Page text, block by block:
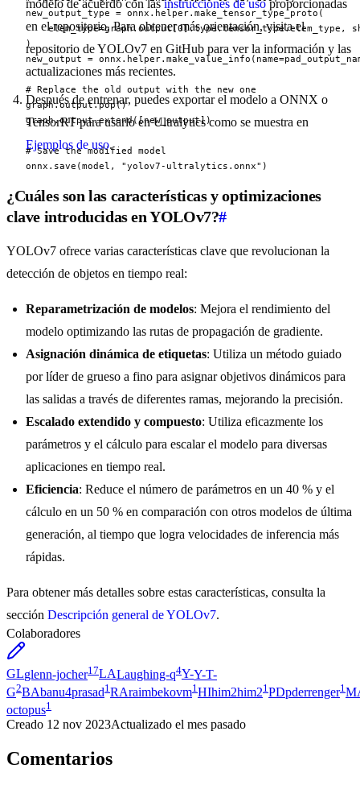
new_output_type = onnx.helper.make_tensor_type_proto(
elem_type=graph.output[0].type.tensor_type.elem_type,
)
new_output =
# Replace the old output with the new one
graph.output.pop()
graph.output.extend([new_output])
# Save the modified model
onnx.save(model, "yolov7-ultralytics.onnx")
modelo de acuerdo con lasinstrucciones de usoproporcionadas
en el repositorio. Para obtener más orientación, visita el
repositorio de YOLOv7 en GitHub para ver la información y las
actualizaciones más recientes.
Después de entrenar, puedes exportar el modelo a ONNX o
TensorRT para usarlo en Ultralytics como se muestra en
Ejemplos de uso.
¿Cuáles son las características y optimizaciones
clave introducidas en YOLOv7?#
YOLOv7 ofrece varias características clave que revolucionan la
detección de objetos en tiempo real:
Reparametrización de modelos: Mejora el rendimiento del
modelo optimizando las rutas de propagación de gradiente.
Asignación dinámica de etiquetas: Utiliza un método guiado
por líder de grueso a fino para asignar objetivos dinámicos para
las salidas a través de diferentes ramas, mejorando la precisión.
Escalado extendido y compuesto: Utiliza eficazmente los
parámetros y el cálculo para escalar el modelo para diversas
aplicaciones en tiempo real.
Eficiencia: Reduce el número de parámetros en un 40 % y el
cálculo en un 50 % en comparación con otros modelos de última
generación, al tiempo que logra velocidades de inferencia más
rápidas.
Para obtener más detalles sobre estas características, consulta la
sección Descripción general de YOLOv7.
Colaboradores
GLglenn-jocher17LALaughing-q4Y-Y-T-
G2BAbanu4prasad1 RAraimbekovm1 HIhim2him21 PDpderrenger1
octopus1
Creado 12 nov 2023Actualizado el mes pasado
Comentarios